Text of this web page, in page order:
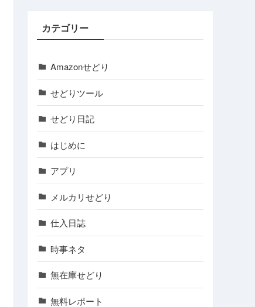
カテゴリー
Amazonせどり
せどりツール
せどり日記
はじめに
アプリ
メルカリせどり
仕入日誌
時事ネタ
無在庫せどり
無料レポート